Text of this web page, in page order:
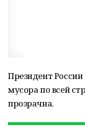
Президент
мусора по всей
прозрачна.